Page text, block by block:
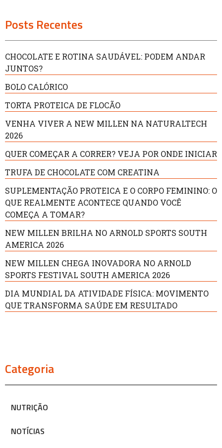
Posts Recentes
CHOCOLATE E ROTINA SAUDÁVEL: PODEM ANDAR
JUNTOS?
BOLO CALÓRICO
TORTA PROTEICA DE FLOCÃO
VENHA VIVER A NEW MILLEN NA NATURALTECH
2026
QUER COMEÇAR A CORRER? VEJA POR ONDE INICIAR
TRUFA DE CHOCOLATE COM CREATINA
SUPLEMENTAÇÃO PROTEICA E O CORPO FEMININO: O
QUE REALMENTE ACONTECE QUANDO VOCÊ
COMEÇA A TOMAR?
NEW MILLEN BRILHA NO ARNOLD SPORTS SOUTH
AMERICA 2026
NEW MILLEN CHEGA INOVADORA NO ARNOLD
SPORTS FESTIVAL SOUTH AMERICA 2026
DIA MUNDIAL DA ATIVIDADE FÍSICA: MOVIMENTO
QUE TRANSFORMA SAÚDE EM RESULTADO
Categoria
NUTRIÇÃO
NOTÍCIAS